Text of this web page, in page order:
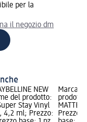
per la
il negozio dm
NEW
del prodotto:
Stay Vinyl
4,2 ml; Prezzo:
Marca:
MATTE
Prezzo: